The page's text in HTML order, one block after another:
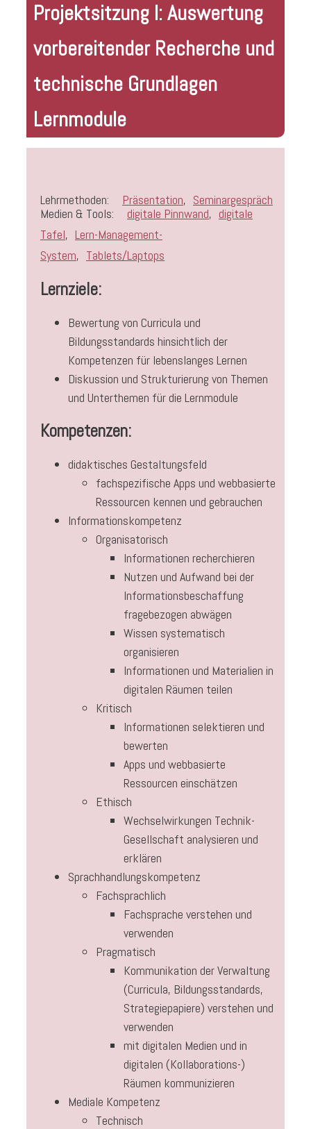
Projektsitzung I: Auswertung
vorbereitender Recherche und
technische Grundlagen
Lernmodule
Lehrmethoden: Präsentation, Seminargespräch
Medien & Tools:
digitale Pinnwand, digitale
Tafel, Lern-Management-
System, Tablets/Laptops
Lernziele:
Bewertung von Curricula und
Bildungsstandards hinsichtlich der
Kompetenzen für lebenslanges Lernen
Diskussion und Strukturierung von Themen
und Unterthemen für die Lernmodule
Kompetenzen:
didaktisches Gestaltungsfeld
fachspezifische Apps und webbasierte
Ressourcen kennen und gebrauchen
Informationskompetenz
Organisatorisch
Informationen recherchieren
Nutzen und Aufwand bei der
Informationsbeschaffung
fragebezogen abwägen
Wissen systematisch
organisieren
Informationen und Materialien in
digitalen Räumen teilen
Kritisch
Informationen selektieren und
bewerten
Apps und webbasierte
Ressourcen einschätzen
Ethisch
Wechselwirkungen Technik-
Gesellschaft analysieren und
erklären
Sprachhandlungskompetenz
Fachsprachlich
Fachsprache verstehen und
verwenden
Pragmatisch
Kommunikation der Verwaltung
(Curricula, Bildungsstandards,
Strategiepapiere) verstehen und
verwenden
mit digitalen Medien und in
digitalen (Kollaborations-)
Räumen kommunizieren
Mediale Kompetenz
Technisch